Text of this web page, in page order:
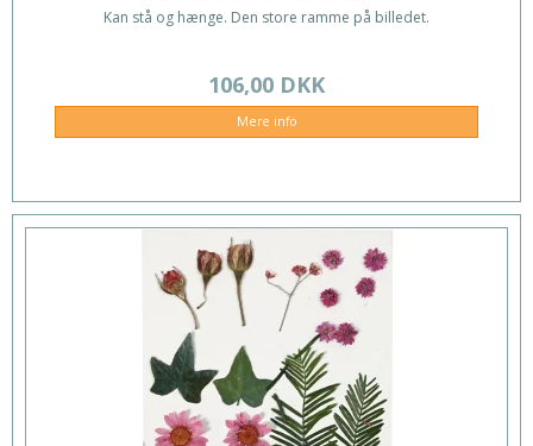
Kan stå og hænge. Den store ramme på billedet.
106,00 DKK
Mere info